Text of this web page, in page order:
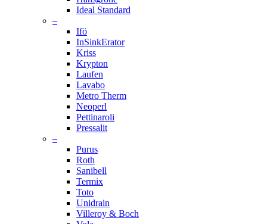
Ideal Standard
–
Ifö
InSinkErator
Kriss
Krypton
Laufen
Lavabo
Metro Therm
Neoperl
Pettinaroli
Pressalit
–
Purus
Roth
Sanibell
Termix
Toto
Unidrain
Villeroy & Boch